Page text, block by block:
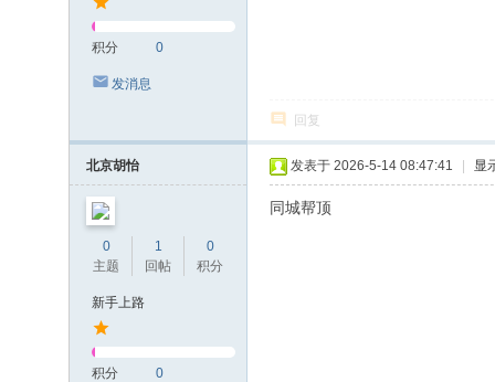
积分 0
发消息
回复
北京胡怡
0
主题
1
回帖
0
积分
新手上路
积分 0
发表于 2026-5-14 08:47:41 显
同城帮顶